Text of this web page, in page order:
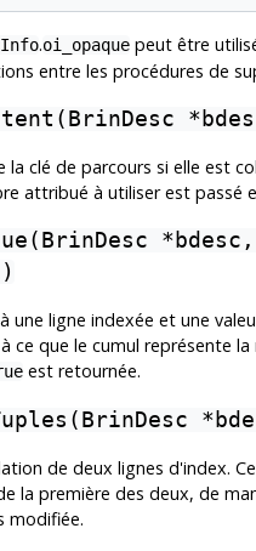
.oi_opaquepeut être
entre les procédures de
la clé de parcours si elle est
attribué à utiliser est passé
une ligne indexée et une
ce que le cumul représente
est retournée.
de deux lignes d'index.
la première des deux, de
modifiée.